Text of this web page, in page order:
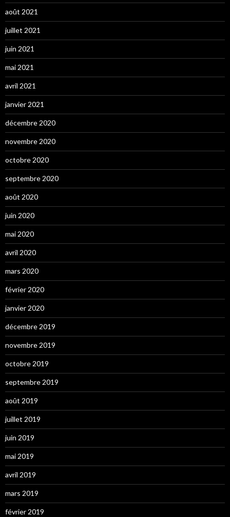
août 2021
juillet 2021
juin 2021
mai 2021
avril 2021
janvier 2021
décembre 2020
novembre 2020
octobre 2020
septembre 2020
août 2020
juin 2020
mai 2020
avril 2020
mars 2020
février 2020
janvier 2020
décembre 2019
novembre 2019
octobre 2019
septembre 2019
août 2019
juillet 2019
juin 2019
mai 2019
avril 2019
mars 2019
février 2019